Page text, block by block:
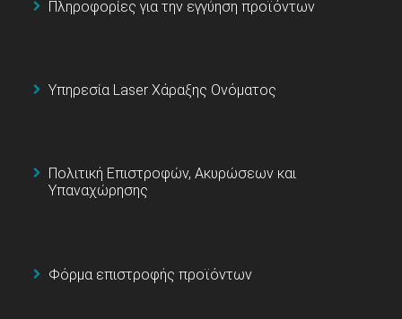
Πληροφορίες για την εγγύηση προϊόντων
Υπηρεσία Laser Χάραξης Ονόματος
Πολιτική Επιστροφών, Ακυρώσεων και
Υπαναχώρησης
Φόρμα επιστροφής προϊόντων